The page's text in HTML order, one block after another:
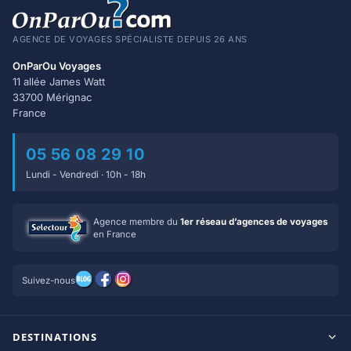
AGENCE DE VOYAGES SPÉCIALISTE DEPUIS 26 ANS
OnParOu Voyages
11 allée James Watt
33700 Mérignac
France
05 56 08 29 10
Lundi - Vendredi · 10h - 18h
Agence membre du 1er réseau d’agences de voyages
en France
Suivez-nous
DESTINATIONS